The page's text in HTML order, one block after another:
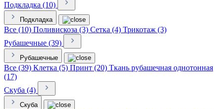
Подкладка (10)
Подкладка
Все (10) Поливискоза (3) Сетка (4) Трикотаж (3)
Рубашечные (39)
Рубашечные
Все (39) Клетка (5) Принт (20) Ткань рубашечная однотонная
(17)
Скуба (4)
Скуба